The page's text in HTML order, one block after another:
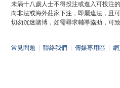
未滿十八歲人士不得投注或進入可投注的
向非法或海外莊家下注，即屬違法，且可
切勿沉迷賭博，如需尋求輔導協助，可
常見問題 聯絡我們 傳媒專用區